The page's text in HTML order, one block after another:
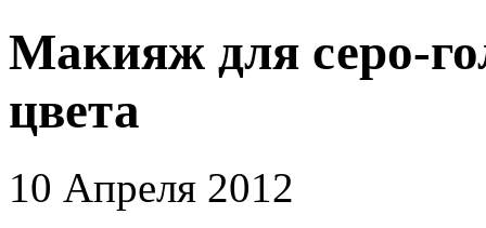
Макияж для серо-
цвета
10 Апреля 2012